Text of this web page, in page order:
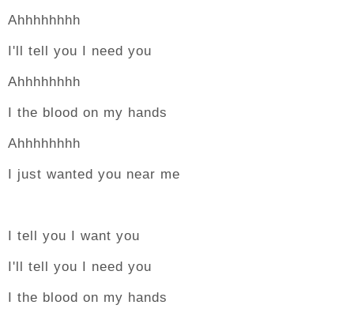
Ahhhhhhhh
I'll tell you I need you
Ahhhhhhhh
I the blood on my hands
Ahhhhhhhh
I just wanted you near me
I tell you I want you
I'll tell you I need you
I the blood on my hands